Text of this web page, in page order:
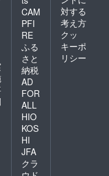
CAM
PFI
RE
ふる
さと
納税
AD
FOR
ALL
HIO
KOS
HI
JFA
クラ
対する
考え方
クッ
キーポ
リシー